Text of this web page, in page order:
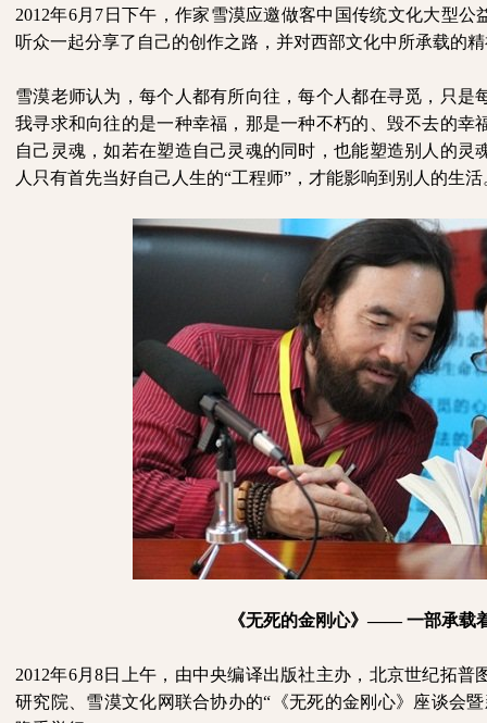
2012年6月 7 日下午，作家雪漠应邀做客中国传统文化大型公
听众一起分享了自己的创作之路，并对西部文化中所承载的
雪漠老师认为，每个人都有所向往，每个人都在寻觅，只是
我寻求和向往的是一种幸福，那是一种不朽的、毁不去的幸
自己灵魂，如若在塑造自己灵魂的同时，也能塑造别人的灵
人只有首先当好自己人生的“工程师”，才能影响到别人的生活
《无死的金刚心》—— 一部承载
2012年6月8日上午，由中央编译出版社主办，北京世纪拓
研究院、雪漠文化网联合协办的“《无死的金刚心》座谈会